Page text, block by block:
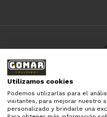
© 2021 Gomar Machinery
Privacidad
Todas las marcas aquí
referencia, es solo para
comercializamos y el
Utilizamos cookies
Podemos utilizarlas para el
visitantes, para mejorar nuestro
personalizado y brindarle una